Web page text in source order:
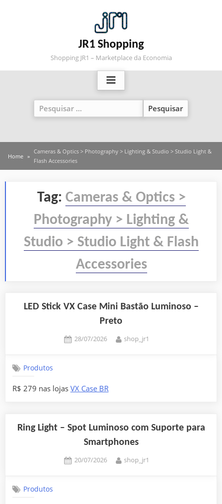
JR1 Shopping
Shopping JR1 – Marketplace da Economia
Pesquisar
por:
Home
Cameras & Optics > Photography > Lighting & Studio > Studio Light &
Flash Accessories
Tag: Cameras & Optics >
Photography > Lighting &
Studio > Studio Light & Flash
Accessories
LED Stick VX Case Mini Bastão Luminoso –
Preto
Posted
28/07/2026 By
shop_jr1
Produtos
R$ 279 nas lojas VX Case BR
Ring Light – Spot Luminoso com Suporte para
Smartphones
Posted
20/07/2026 By
shop_jr1
Produtos